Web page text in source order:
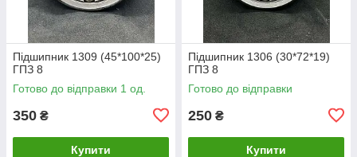
Підшипник 1309 (45*100*25)
ГПЗ 8
Готово до відправки 1 од.
350 ₴
Купити
Підшипник 1306 (30*72*19)
ГПЗ 8
Готово до відправки
250 ₴
Купити